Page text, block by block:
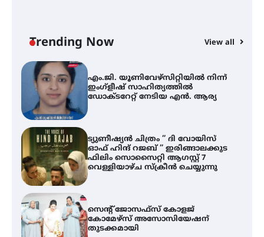
Trending Now View all
ട്യുണീഷ്യൻ ചിത്രം ” ദി വോയിസ്
ഓഫ് ഹിന്ദ് റജബ് ” ഇരിങ്ങാലക്കുട
ഫിലിം സൊസൈറ്റി ആഗസ്റ്റ് 7
വെള്ളിയാഴ്ച സ്‌ക്രീൻ ചെയ്യുന്നു
സെന്റ് ജോസഫ്സ് കോളജ്
കോമേഴ്‌സ് അസോസിയേഷന്
തുടക്കമായി
കോമേഴ്സ് എക്സ്പോയുമായി
എസ് എൻ ഹയർ സെക്കൻഡറി
വിദ്യാർത്ഥികൾ